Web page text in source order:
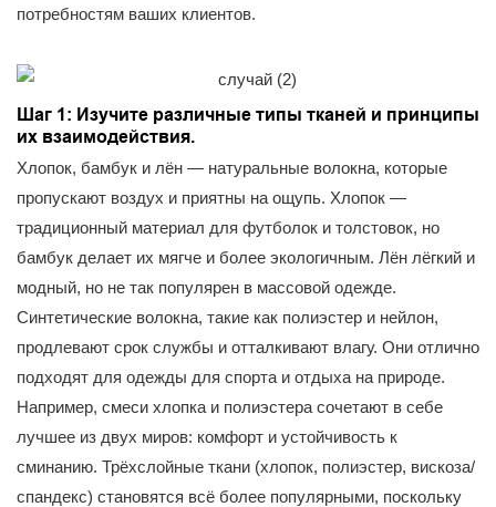
потребностям ваших клиентов.
Шаг 1: Изучите различные типы тканей и принципы
их взаимодействия.
Хлопок, бамбук и лён — натуральные волокна, которые
пропускают воздух и приятны на ощупь. Хлопок —
традиционный материал для футболок и толстовок, но
бамбук делает их мягче и более экологичным. Лён лёгкий и
модный, но не так популярен в массовой одежде.
Синтетические волокна, такие как полиэстер и нейлон,
продлевают срок службы и отталкивают влагу. Они отлично
подходят для одежды для спорта и отдыха на природе.
Например, смеси хлопка и полиэстера сочетают в себе
лучшее из двух миров: комфорт и устойчивость к
сминанию. Трёхслойные ткани (хлопок, полиэстер, вискоза/
спандекс) становятся всё более популярными, поскольку